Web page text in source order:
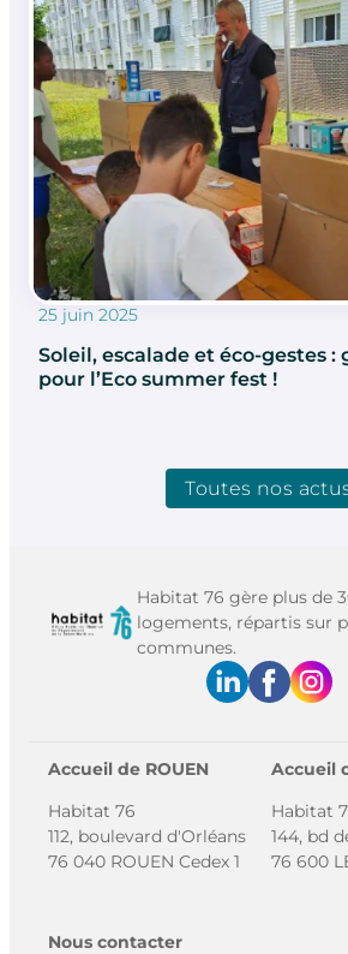
25 juin 2025
Soleil, escalade et éco-gestes :
pour l’Eco summer fest !
Toutes nos
Habitat 76 gère plus de
logements, répartis sur
communes.
Accueil de ROUEN
Habitat 76
112, boulevard d'Orléans
76 040 ROUEN Cedex 1
Accueil
Habitat
144, bd
76 600
Nous contacter